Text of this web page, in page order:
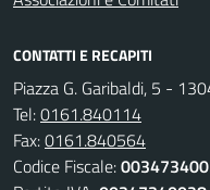
CONTATTI E RECAPITI
Piazza G. Garibaldi, 5 -
Tel:0161.840114
Fax:0161.840564
Codice Fiscale: